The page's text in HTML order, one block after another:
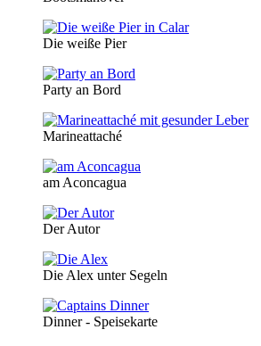
Die weiße Pier
Party an Bord
Marineattaché
am Aconcagua
Der Autor
Die Alex unter Segeln
Dinner - Speisekarte